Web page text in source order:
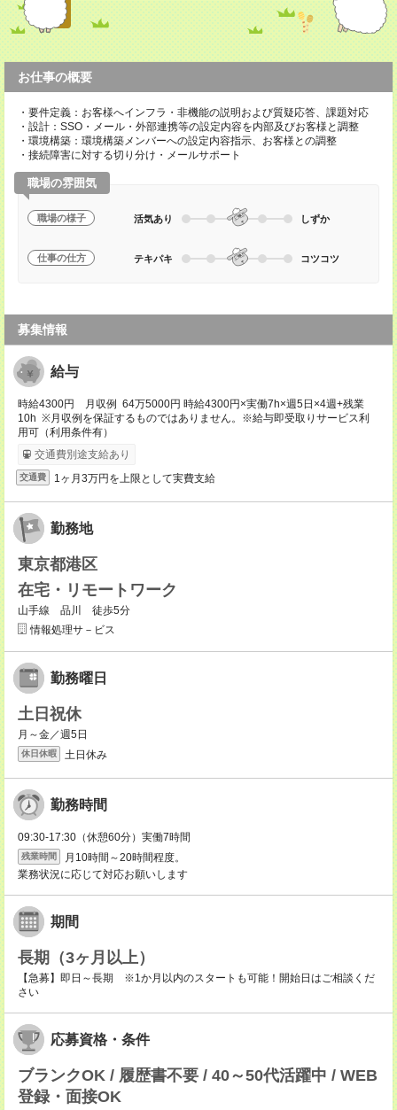
お仕事の概要
・要件定義：お客様へインフラ・非機能の説明および質疑応答、課題対応
・設計：SSO・メール・外部連携等の設定内容を内部及びお客様と調整
・環境構築：環境構築メンバーへの設定内容指示、お客様との調整
・接続障害に対する切り分け・メールサポート
職場の雰囲気
職場の様子 活気あり しずか
仕事の仕方 テキパキ コツコツ
募集情報
給与
時給4300円 月収例 64万5000円 時給4300円×実働7h×週5日×4週+残業
10h ※月収例を保証するものではありません。※給与即受取りサービス利
用可（利用条件有）
交通費別途支給あり
交通費 1ヶ月3万円を上限として実費支給
勤務地
東京都港区
在宅・リモートワーク
山手線 品川 徒歩5分
情報処理サ－ビス
勤務曜日
土日祝休
月～金／週5日
休日休暇 土日休み
勤務時間
09:30-17:30（休憩60分）実働7時間
残業時間
月10時間～20時間程度。
業務状況に応じて対応お願いします
期間
長期（3ヶ月以上）
【急募】即日～長期 ※1か月以内のスタートも可能！開始日はご相談くだ
さい
応募資格・条件
ブランクOK / 履歴書不要 / 40～50代活躍中 / WEB
登録・面接OK